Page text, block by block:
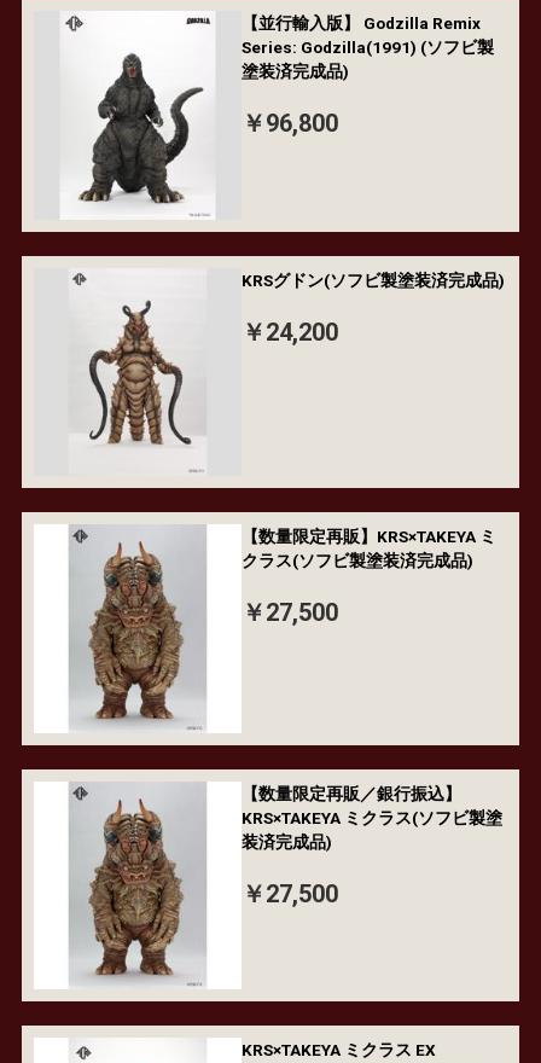
【並行輸入版】 Godzilla Remix
Series: Godzilla(1991) (ソフビ製
塗装済完成品)
￥96,800
KRSグドン(ソフビ製塗装済完成品)
￥24,200
【数量限定再販】KRS×TAKEYA ミ
クラス(ソフビ製塗装済完成品)
￥27,500
【数量限定再販／銀行振込】
KRS×TAKEYA ミクラス(ソフビ製塗
装済完成品)
￥27,500
KRS×TAKEYA ミクラス EX